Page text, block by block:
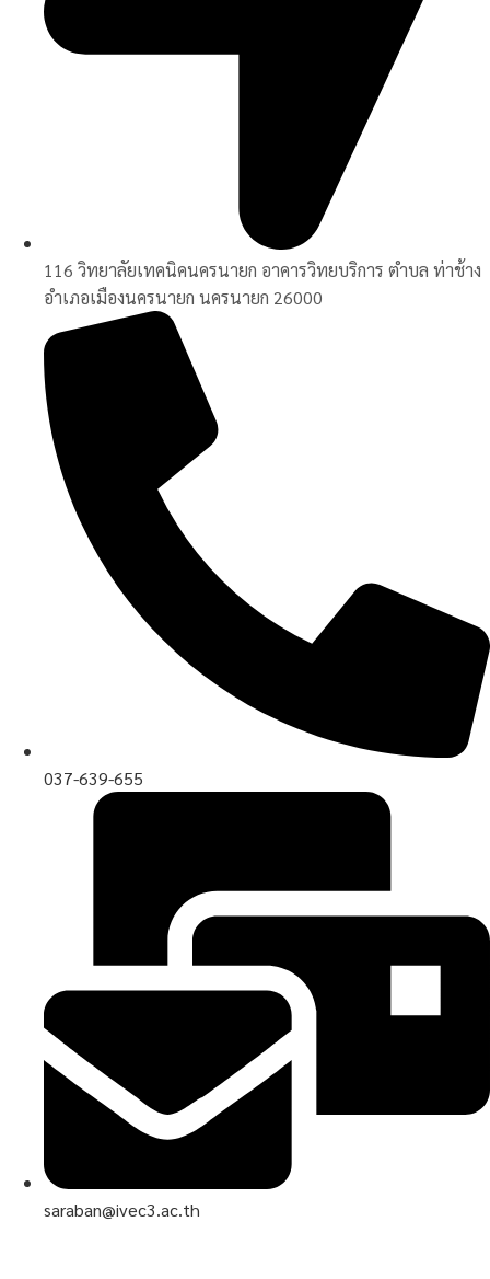
116 วิทยาลัยเทคนิคนครนายก อาคารวิทยบริการ ตำบล ท่าช้าง
อำเภอเมืองนครนายก นครนายก 26000
037-639-655
saraban@ivec3.ac.th